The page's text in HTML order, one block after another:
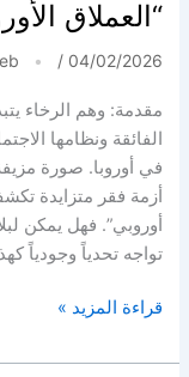
معرفته
عن
المموّلة
والليزينغ
في
ألمانيا
“العملاق
/ 04/02/2026
مقدمة: وهم الرخاء
الفائقة ونظامها
في أوروبا. صورة
أزمة فقر متزايدة
أوروبي”. فهل يمكن
تواجه تحدياً وجودياً
أزمة
تتفاقم
قراءة المزيد »